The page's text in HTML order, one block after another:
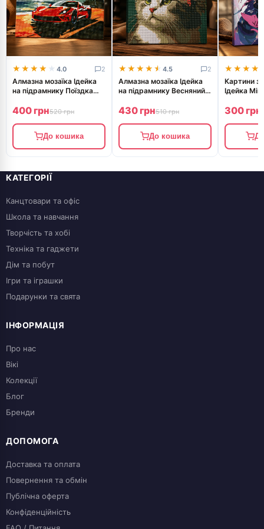
★★★★★
★★★★★ 4.0 2
Алмазна мозаїка Ідейка
на підрамнику Поїздка
8176
400 грн520 грн
До кошика
★★★★★
★★★★★ 4.5 2
Алмазна мозаїка Ідейка
на підрамнику Весняний
430 грн510 грн
До кошика
Картини
Ідейка
300 грн
КАТЕГОРІЇ
Канцтовари та офіс
Школа та навчання
Творчість та хобі
Техніка та гаджети
Дім та побут
Ігри та іграшки
Подарунки та свята
ІНФОРМАЦІЯ
Про нас
Вікі
Колекції
Блог
Бренди
ДОПОМОГА
Доставка та оплата
Повернення та обмін
Публічна оферта
Конфіденційність